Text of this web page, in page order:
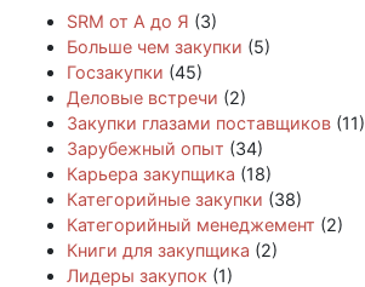
SRM от А до Я (3)
Больше чем закупки (5)
Госзакупки (45)
Деловые встречи (2)
Закупки глазами поставщиков (11)
Зарубежный опыт (34)
Карьера закупщика (18)
Категорийные закупки (38)
Категорийный менеджемент (2)
Книги для закупщика (2)
Лидеры закупок (1)